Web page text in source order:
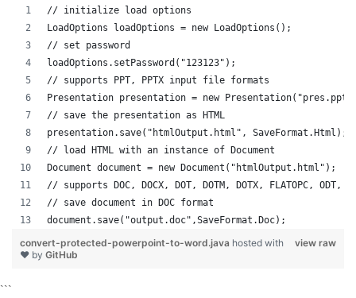
// initialize load options
LoadOptions loadOptions = new LoadOptions();
// set password
loadOptions.setPassword("123123");
// supports PPT, PPTX input file formats
Presentation presentation = new
// save the presentation as HTML
presentation.save("htmlOutput.html", SaveFormat.Html);
// load HTML with an instance of Document
Document document = new Document("htmlOutput.html");
// supports DOC, DOCX, DOT, DOTM, DOTX, FLATOPC,
// save document in DOC format
document.save("output.doc",SaveFormat.Doc);
view raw
convert-protected-powerpoint-to-word.java hosted with
❤ by GitHub
```